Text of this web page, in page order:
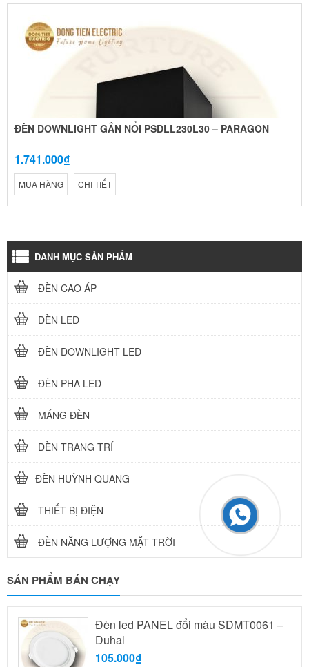
ĐÈN DOWNLIGHT GẮN NỔI PSDLL230L30 – PARAGON
1.741.000₫
MUA HÀNG CHI TIẾT
DANH MỤC SẢN PHẨM
ĐÈN CAO ÁP
ĐÈN LED
ĐÈN DOWNLIGHT LED
ĐÈN PHA LED
MÁNG ĐÈN
ĐÈN TRANG TRÍ
ĐÈN HUỲNH QUANG
THIẾT BỊ ĐIỆN
ĐÈN NĂNG LƯỢNG MẶT TRỜI
SẢN PHẨM BÁN CHẠY
Đèn led PANEL đổi màu SDMT0061 –
Duhal
105.000₫